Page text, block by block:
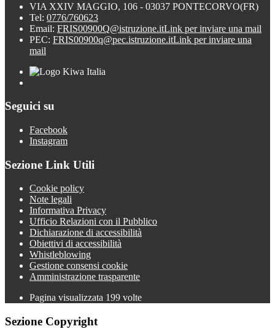
VIA XXIV MAGGIO, 106 - 03037 PONTECORVO(FR)
Tel: 0776/760623
Email: FRIS00900Q@istruzione.itLink per inviare una mail
PEC: FRIS00900q@pec.istruzione.itLink per inviare una
mail
Seguici su
Facebook
Instagram
Sezione Link Utili
Cookie policy
Note legali
Informativa Privacy
Ufficio Relazioni con il Pubblico
Dichiarazione di accessibilità
Obiettivi di accessibilità
Whistleblowing
Gestione consensi cookie
Amministrazione trasparente
Pagina visualizzata 199 volte
Sezione Copyright